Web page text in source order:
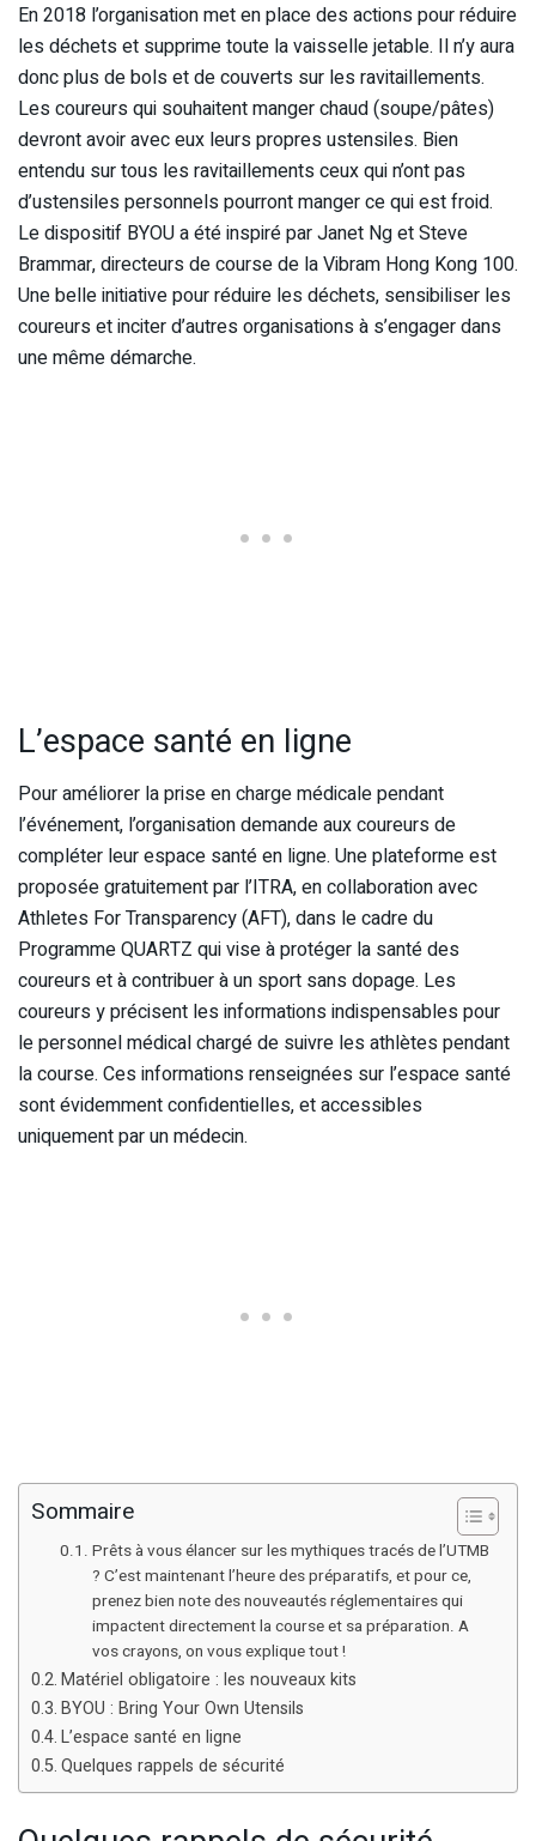
En 2018 l’organisation met en place des actions pour réduire
les déchets et supprime toute la vaisselle jetable. Il n’y aura
donc plus de bols et de couverts sur les ravitaillements.
Les coureurs qui souhaitent manger chaud (soupe/pâtes)
devront avoir avec eux leurs propres ustensiles. Bien
entendu sur tous les ravitaillements ceux qui n’ont pas
d’ustensiles personnels pourront manger ce qui est froid.
Le dispositif BYOU a été inspiré par Janet Ng et Steve
Brammar, directeurs de course de la Vibram Hong Kong 100.
Une belle initiative pour réduire les déchets, sensibiliser les
coureurs et inciter d’autres organisations à s’engager dans
une même démarche.
L’espace santé en ligne
Pour améliorer la prise en charge médicale pendant
l’événement, l’organisation demande aux coureurs de
compléter leur espace santé en ligne. Une plateforme est
proposée gratuitement par l’ITRA, en collaboration avec
Athletes For Transparency (AFT), dans le cadre du
Programme QUARTZ qui vise à protéger la santé des
coureurs et à contribuer à un sport sans dopage. Les
coureurs y précisent les informations indispensables pour
le personnel médical chargé de suivre les athlètes pendant
la course. Ces informations renseignées sur l’espace santé
sont évidemment confidentielles, et accessibles
uniquement par un médecin.
Sommaire
Prêts à vous élancer sur les mythiques tracés de l’UTMB
? C’est maintenant l’heure des préparatifs, et pour ce,
prenez bien note des nouveautés réglementaires qui
impactent directement la course et sa préparation. A
vos crayons, on vous explique tout !
Matériel obligatoire : les nouveaux kits
BYOU : Bring Your Own Utensils
L’espace santé en ligne
Quelques rappels de sécurité